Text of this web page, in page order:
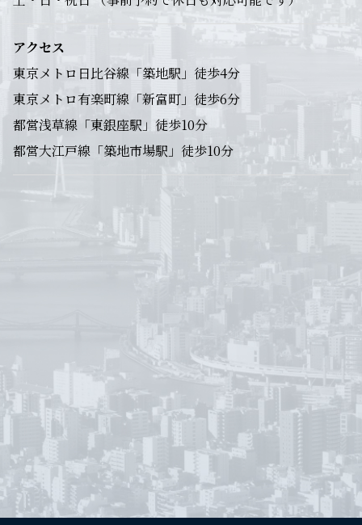
アクセス
東京メトロ日比谷線「築地駅」徒歩4分
東京メトロ有楽町線「新富町」徒歩6分
都営浅草線「東銀座駅」徒歩10分
都営大江戸線「築地市場駅」徒歩10分